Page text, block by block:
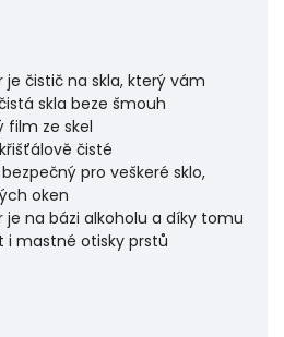
je čistič na skla, který vám
skla beze šmouh
film ze skel
čisté
pro veškeré sklo,
oken
je na bázi alkoholu a díky tomu
i mastné otisky prstů